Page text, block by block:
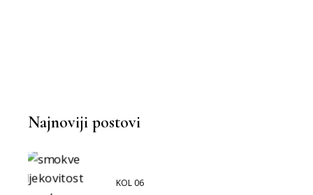
Najnoviji postovi
KOL 06